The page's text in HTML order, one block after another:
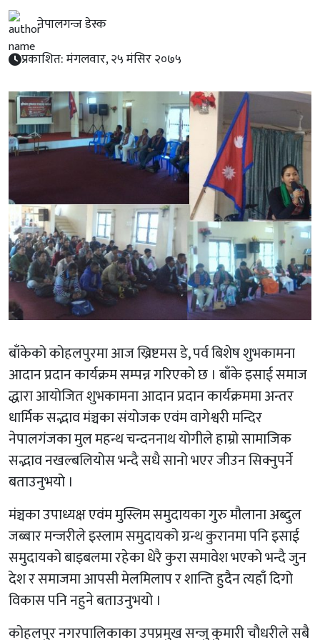
नेपालगन्ज डेस्क
प्रकाशित: मंगलवार, २५ मंसिर २०७५
बाँकेको कोहलपुरमा आज ख्रिष्टमस डे, पर्व बिशेष शुभकामना
आदान प्रदान कार्यक्रम सम्पन्न गरिएको छ । बाँके इसाई समाज
द्धारा आयोजित शुभकामना आदान प्रदान कार्यक्रममा अन्तर
धार्मिक सद्भाव मंञ्चका संयोजक एवंम वागेश्वरी मन्दिर
नेपालगंजका मुल महन्थ चन्दननाथ योगीले हाम्रो सामाजिक
सद्भाव नखल्बलियोस भन्दै सधै सानो भएर जीउन सिक्नुपर्ने
बताउनुभयो ।
मंञ्चका उपाध्यक्ष एवंम मुस्लिम समुदायका गुरु मौलाना अब्दुल
जब्बार मन्जरीले इस्लाम समुदायको ग्रन्थ कुरानमा पनि इसाई
समुदायको बाइबलमा रहेका धेरै कुरा समावेश भएको भन्दै जुन
देश र समाजमा आपसी मेलमिलाप र शान्ति हुदैन त्यहाँ दिगो
विकास पनि नहुने बताउनुभयो ।
कोहलपुर नगरपालिकाका उपप्रमुख सन्जु कुमारी चौधरीले सबै